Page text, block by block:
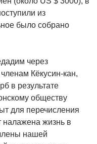
из
было собрано
через
Кёкусин-кан,
в результате
обществу
для перечисления
налажена жизнь в
нашей